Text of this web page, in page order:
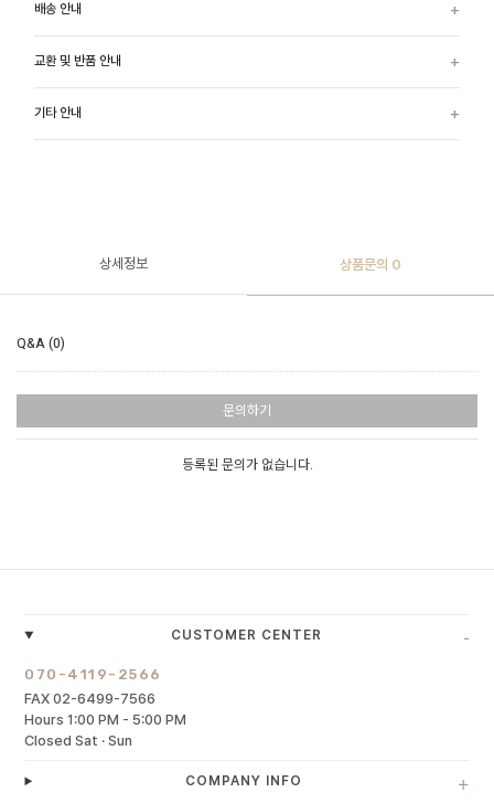
배송 안내
교환 및 반품 안내
기타 안내
상세정보 상품문의 0
Q&A (0)
문의하기
등록된 문의가 없습니다.
CUSTOMER CENTER -
070-4119-2566
FAX 02-6499-7566
Hours 1:00 PM - 5:00 PM
Closed Sat · Sun
COMPANY INFO +